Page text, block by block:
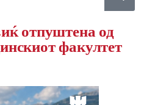
отпуштена од
факултет